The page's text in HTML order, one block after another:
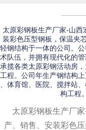
太原彩钢板生产厂家-山
装彩色压型钢板，保温夹
轻钢结构于一体的公司。
术队伍，并拥有现代化的
承揽各类太原彩钢活动房
工程。公司年生产钢结构
、体育馆、医院、搅拌站
构工程
太原彩钢板生产厂家
产、销售、安装彩色